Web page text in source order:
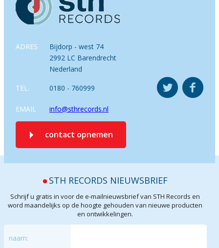
ADRES
Bijdorp - west 74
2992 LC Barendrecht
Nederland
TEL. 0180 - 760999
EMAIL info@sthrecords.nl
contact opnemen
STH RECORDS NIEUWSBRIEF
Schrijf u gratis in voor de e-mailnieuwsbrief van STH Records en
word maandelijks op de hoogte gehouden van nieuwe producten
en ontwikkelingen.
naam: